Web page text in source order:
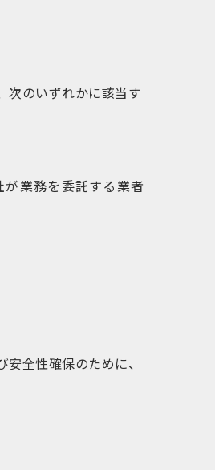
次のいずれかに該当す
業務を委託する業者
全性確保のために、